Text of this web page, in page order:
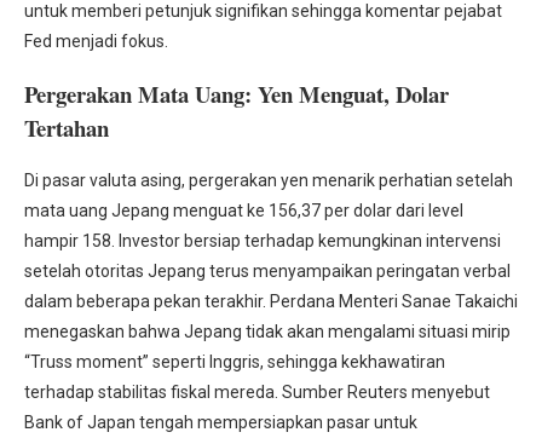
untuk memberi petunjuk signifikan sehingga komentar pejabat
Fed menjadi fokus.
Pergerakan Mata Uang: Yen Menguat, Dolar
Tertahan
Di pasar valuta asing, pergerakan yen menarik perhatian setelah
mata uang Jepang menguat ke 156,37 per dolar dari level
hampir 158. Investor bersiap terhadap kemungkinan intervensi
setelah otoritas Jepang terus menyampaikan peringatan verbal
dalam beberapa pekan terakhir. Perdana Menteri Sanae Takaichi
menegaskan bahwa Jepang tidak akan mengalami situasi mirip
“Truss moment” seperti Inggris, sehingga kekhawatiran
terhadap stabilitas fiskal mereda. Sumber Reuters menyebut
Bank of Japan tengah mempersiapkan pasar untuk